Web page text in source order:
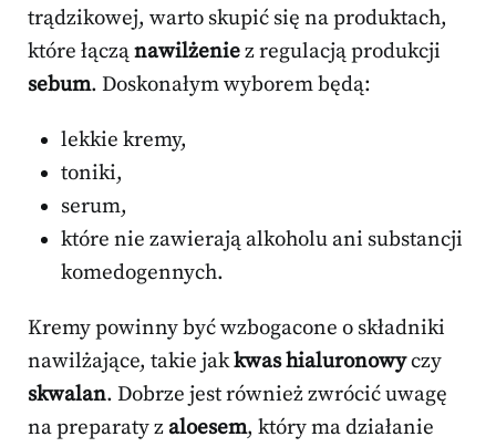
trądzikowej, warto skupić się na produktach,
które łącząnawilżeniez regulacją produkcji
sebum. Doskonałym wyborem będą:
lekkie kremy,
toniki,
serum,
które nie zawierają alkoholu ani substancji
komedogennych.
Kremy powinny być wzbogacone o składniki
nawilżające, takie jakkwas hialuronowyczy
skwalan. Dobrze jest również zwrócić uwagę
na preparaty zaloesem, który ma działanie